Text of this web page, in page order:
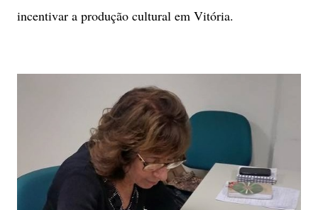
incentivar a produção cultural em Vitória.